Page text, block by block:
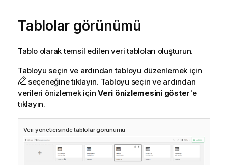
Tablolar görünümü
Tablo olarak temsil edilen veri tabloları oluşturun.
Tabloyu seçin ve ardından tabloyu düzenlemek için
seçeneğine tıklayın. Tabloyu seçin ve ardından
verileri önizlemek için Veri önizlemesini göster'e
tıklayın.
Veri yöneticisinde tablolar görünümü